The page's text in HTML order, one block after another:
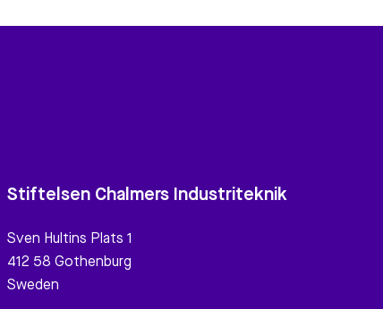
Stiftelsen Chalmers Industriteknik
Sven Hultins Plats 1
412 58 Gothenburg
Sweden